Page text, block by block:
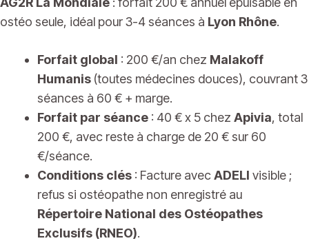
ostéo seule, idéal pour 3-4 séances à Lyon Rhône.
Forfait global : 200 €/an chez Malakoff
Humanis (toutes médecines douces), couvrant 3
séances à 60 € + marge.
Forfait par séance : 40 € x 5 chez Apivia, total
200 €, avec reste à charge de 20 € sur 60
€/séance.
Conditions clés : Facture avecADELI visible ;
refus si ostéopathe non enregistré au
Répertoire National des Ostéopathes
Exclusifs (RNEO).